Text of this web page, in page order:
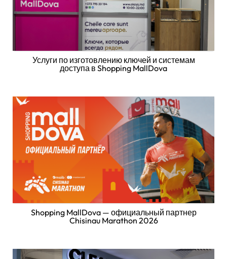
Услуги по изготовлению ключей и системам
доступа в Shopping MallDova
Shopping MallDova — официальный партнер
Chisinau Marathon 2026